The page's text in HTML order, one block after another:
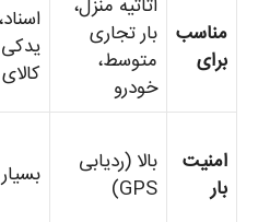
مناسب
برای
اثاثیه منزل،
بار تجاری
متوسط،
خودرو
امنیت
بار
بالا (ردیابی
GPS)
بسیار